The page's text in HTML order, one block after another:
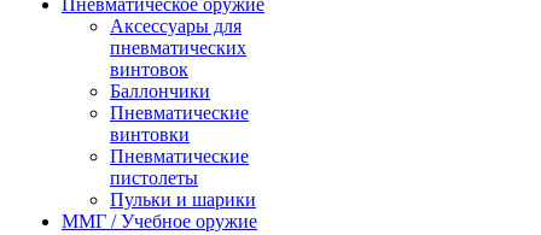
Пневматическое оружие
Аксессуары для
пневматических
винтовок
Баллончики
Пневматические
винтовки
Пневматические
пистолеты
Пульки и шарики
ММГ / Учебное оружие